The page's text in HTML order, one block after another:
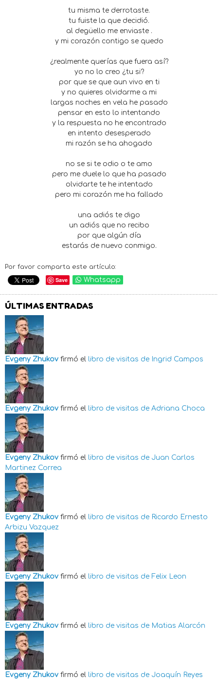
tu misma te derrotaste.
tu fuiste la que decidió.
al degüello me enviaste .
y mi corazón contigo se quedo
¿realmente querías que fuera así?
yo no lo creo ¿tu si?
por que se que aun vivo en ti
y no quieres olvidarme a mi
largas noches en vela he pasado
pensar en esto lo intentando
y la respuesta no he encontrado
en intento desesperado
mi razón se ha ahogado
no se si te odio o te amo
pero me duele lo que ha pasado
olvidarte te he intentado
pero mi corazón me ha fallado
una adiós te digo
un adiós que no recibo
por que algún día
estarás de nuevo conmigo.
Por favor comparta este artículo:
Save Whatsapp
ÚLTIMAS ENTRADAS
Evgeny Zhukov firmó el libro de visitas de Ingrid Campos
Evgeny Zhukov firmó el libro de visitas de Adriana Choca
Evgeny Zhukov firmó el libro de visitas de Juan Carlos
Martinez Correa
Evgeny Zhukov firmó el libro de visitas de Ricardo Ernesto
Arbizu Vazquez
Evgeny Zhukov firmó el libro de visitas de Felix Leon
Evgeny Zhukov firmó el libro de visitas de Matias Alarcón
Evgeny Zhukov firmó el libro de visitas de Joaquín Reyes